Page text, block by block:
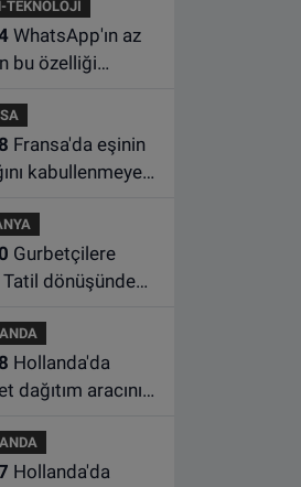
TEKNOLOJİ
WhatsApp'ın az
bu özelliği
kabullenmeyen
öldürdü
Tatil dönüşünde
unutmayın
dağıtım aracının
hayatını kaybetti